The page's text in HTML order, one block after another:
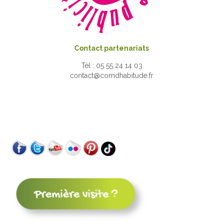
Contact partenariats
Tél : 05 55 24 14 03
contact@comdhabitude.fr